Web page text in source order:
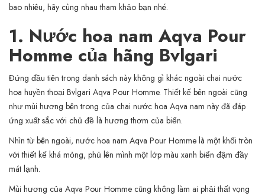
bao nhiêu, hãy cùng nhau tham khảo bạn nhé.
1. Nước hoa nam Aqva Pour
Homme của hãng Bvlgari
Đứng đầu tiên trong danh sách này không gì khác ngoài chai nước
hoa huyền thoại Bvlgari Aqva Pour Homme. Thiết kế bên ngoài cũng
như mùi hương bên trong của chai nước hoa Aqva nam này đã đáp
ứng xuất sắc với chủ đề là hương thơm của biển.
Nhìn từ bên ngoài, nước hoa nam Aqva Pour Homme là một khối tròn
với thiết kế khá mỏng, phủ lên mình một lớp màu xanh biển đậm đầy
mát lạnh.
Mùi hương của Aqva Pour Homme cũng không làm ai phải thất vọng